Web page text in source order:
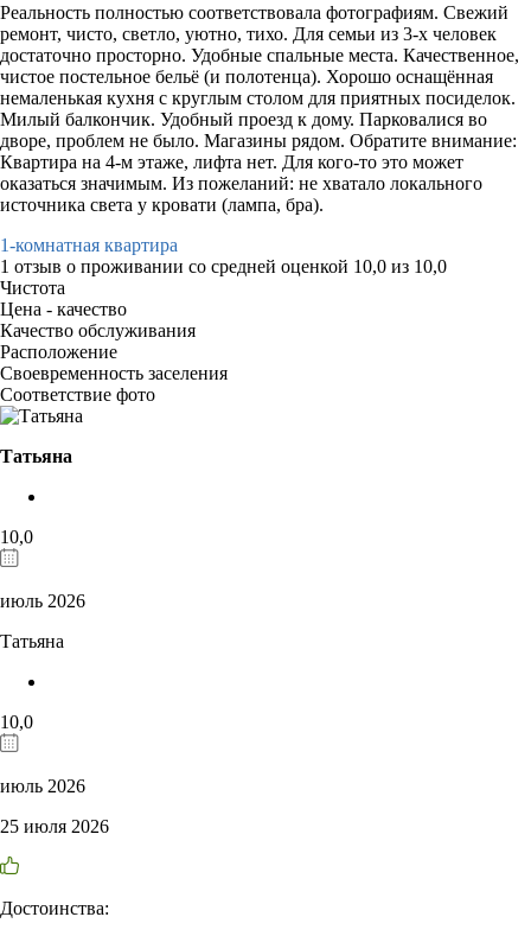
Реальность полностью соответствовала фотографиям. Свежий
ремонт, чисто, светло, уютно, тихо. Для семьи из 3-х человек
достаточно просторно. Удобные спальные места. Качественное,
чистое постельное бельё (и полотенца). Хорошо оснащённая
немаленькая кухня с круглым столом для приятных посиделок.
Милый балкончик. Удобный проезд к дому. Парковалися во
дворе, проблем не было. Магазины рядом. Обратите внимание:
Квартира на 4-м этаже, лифта нет. Для кого-то это может
оказаться значимым. Из пожеланий: не хватало локального
источника света у кровати (лампа, бра).
1-комнатная квартира
1 отзыв о проживании со средней оценкой 10,0 из 10,0
Чистота
Цена - качество
Качество обслуживания
Расположение
Своевременность заселения
Соответствие фото
Татьяна
10,0
июль 2026
Татьяна
10,0
июль 2026
25 июля 2026
Достоинства: